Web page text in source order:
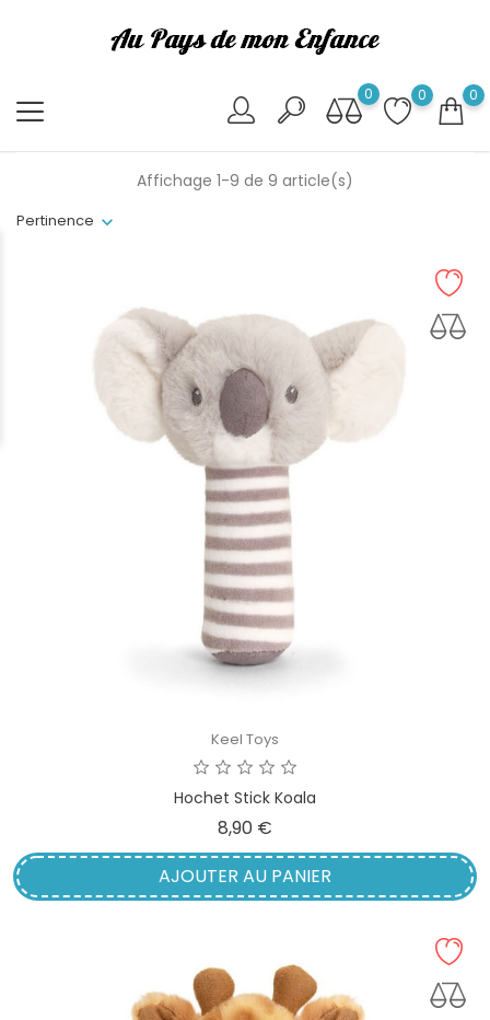
0
0
0
Pertinence
Affichage 1-9 de 9 article(s)
Keel Toys
Hochet Stick Koala
8,90 €
AJOUTER AU PANIER